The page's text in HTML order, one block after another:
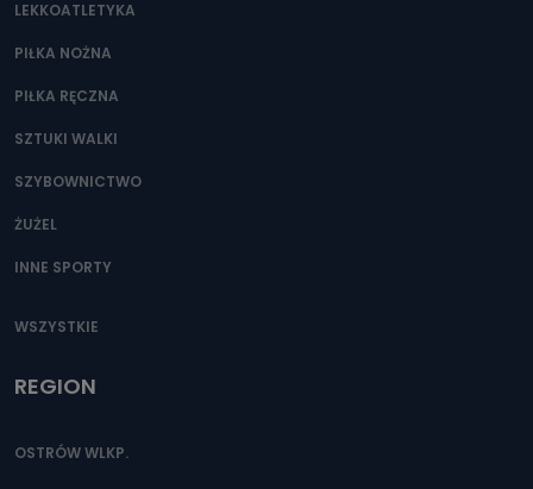
e-mailowo pod adresem: poczta@tvproart.pl
LEKKOATLETYKA
PIŁKA NOŻNA
PIŁKA RĘCZNA
SZTUKI WALKI
SZYBOWNICTWO
ŻUŻEL
INNE SPORTY
WSZYSTKIE
REGION
OSTRÓW WLKP.